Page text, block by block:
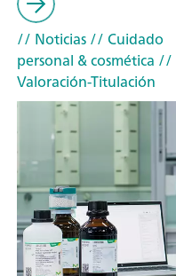
// Noticias// Cuidado
personal & cosmética //
Valoración-Titulación